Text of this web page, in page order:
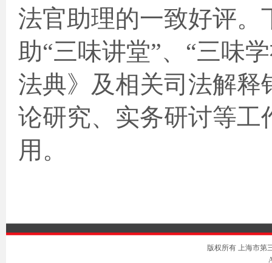
法官助理的一致好评
助“三味讲堂”、“三味
法典》及相关司法解
论研究、实务研讨等工
用。
版权所有 上海市第